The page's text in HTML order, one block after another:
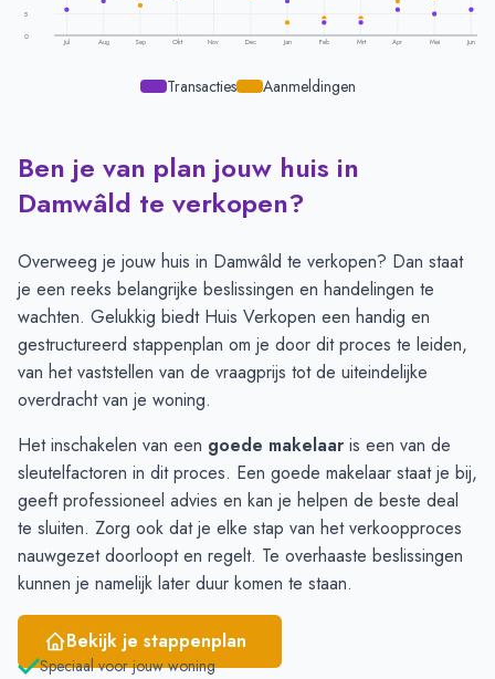
5
0
Jul Aug Sep Okt Nov Dec Jan Feb Mrt Apr Mei Jun
Transacties Aanmeldingen
Transacties en aanmeldingen per maand - Damwald
Maand
Transacties
Aanmeldingen
Juli
6
11
September
9
7
Oktober
9
10
November
13
12
December
12
9
Januari
8
3
Maart
3
4
April
6
8
Mei
5
9
Juni
6 12
Ben je van plan jouw huis in
Damwâld te verkopen?
Overweeg je jouw huis in Damwâld te verkopen? Dan staat
je een reeks belangrijke beslissingen en handelingen te
wachten. Gelukkig biedt Huis Verkopen een handig en
gestructureerd stappenplan om je door dit proces te leiden,
van het vaststellen van de vraagprijs tot de uiteindelijke
overdracht van je woning.
Het inschakelen van een goede makelaar is een van de
sleutelfactoren in dit proces. Een goede makelaar staat je bij,
geeft professioneel advies en kan je helpen de beste deal
te sluiten. Zorg ook dat je elke stap van het verkoopproces
nauwgezet doorloopt en regelt. Te overhaaste beslissingen
kunnen je namelijk later duur komen te staan.
Bekijk je stappenplan
Speciaal voor jouw woning